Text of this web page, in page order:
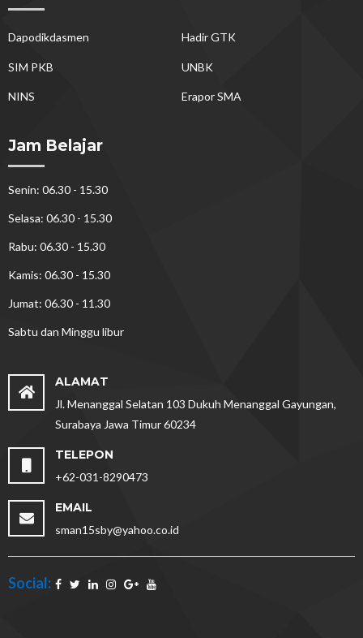
Dapodikdasmen Hadir GTK
SIM PKB UNBK
NINS Erapor SMA
Jam Belajar
Senin: 06.30 - 15.30
Selasa: 06.30 - 15.30
Rabu: 06.30 - 15.30
Kamis: 06.30 - 15.30
Jumat: 06.30 - 11.30
Sabtu dan Minggu libur
ALAMAT
Jl. Menanggal Selatan 103 Dukuh Menanggal Gayungan,
Surabaya Jawa Timur 60234
TELEPON
+62-031-8290473
EMAIL
sman15sby@yahoo.co.id
Social: